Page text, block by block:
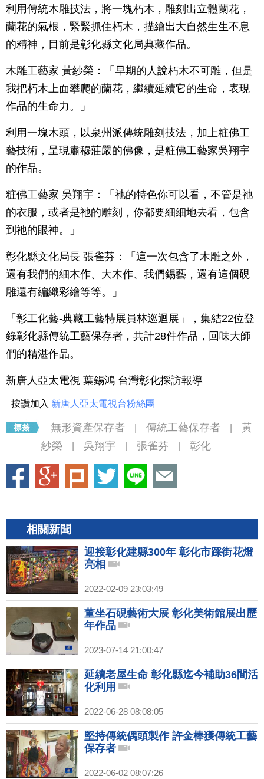
利用傳統木雕技法，將一塊朽木，雕刻出立體蘭花，
蘭花的氣根，緊緊抓住朽木，描繪出大自然生生不息
的精神，目前是彰化縣文化局典藏作品。
木雕工藝家 黃紗榮：「早期的人說朽木不可雕，但是
我把朽木上面攀爬的蘭花，繼續延續它的生命，表現
作品的生命力。」
利用一塊木頭，以泉州派傳統雕刻技法，加上粧佛工
藝技術，呈現肅穆莊嚴的佛像，是粧佛工藝家吳翔宇
的作品。
粧佛工藝家 吳翔宇：「祂的特色你可以看，不管是祂
的衣服，或者是祂的雕刻，你都要細細地去看，包含
到祂的眼神。」
彰化縣文化局長 張雀芬：「這一次包含了木雕之外，
還有我們的細木作、大木作、我們錫藝，還有這個硯
雕還有編織彩繪等等。」
「彰工化藝-典藏工藝特展員林巡迴展」，集結22位登
錄彰化縣傳統工藝保存者，共計28件作品，回味大師
們的精湛作品。
新唐人亞太電視 葉錫鴻 台灣彰化採訪報導
按讚加入 新唐人亞太電視台粉絲團
無形資產保存者 傳統工藝保存者
黃
紗榮
吳翔宇 張雀芬 彰化
相關新聞
迎接彰化建縣300年 彰化市踩街花燈
亮相
2022-02-09 23:03:49
董坐石硯藝術大展 彰化美術館展出歷
年作品
2023-07-14 21:00:47
延續老屋生命 彰化縣迄今補助36間活
化利用
2022-06-28 08:08:05
堅持傳統偶頭製作 許金棒獲傳統工藝
保存者
2022-06-02 08:07:26